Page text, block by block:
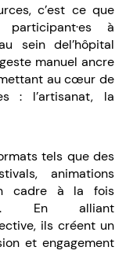
c’est ce que
à
sein del’hôpital
manuel ancre
au cœur de
: l’artisanat, la
tels que des
animations
cadre à la fois
En alliant
ils créent un
et engagement